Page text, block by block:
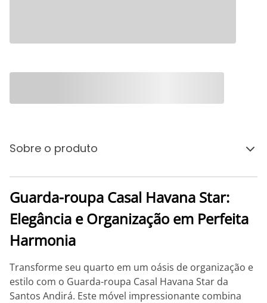
Sobre o produto
Guarda-roupa Casal Havana Star:
Elegância e Organização em Perfeita
Harmonia
Transforme seu quarto em um oásis de organização e
estilo com o Guarda-roupa Casal Havana Star da
Santos Andirá. Este móvel impressionante combina